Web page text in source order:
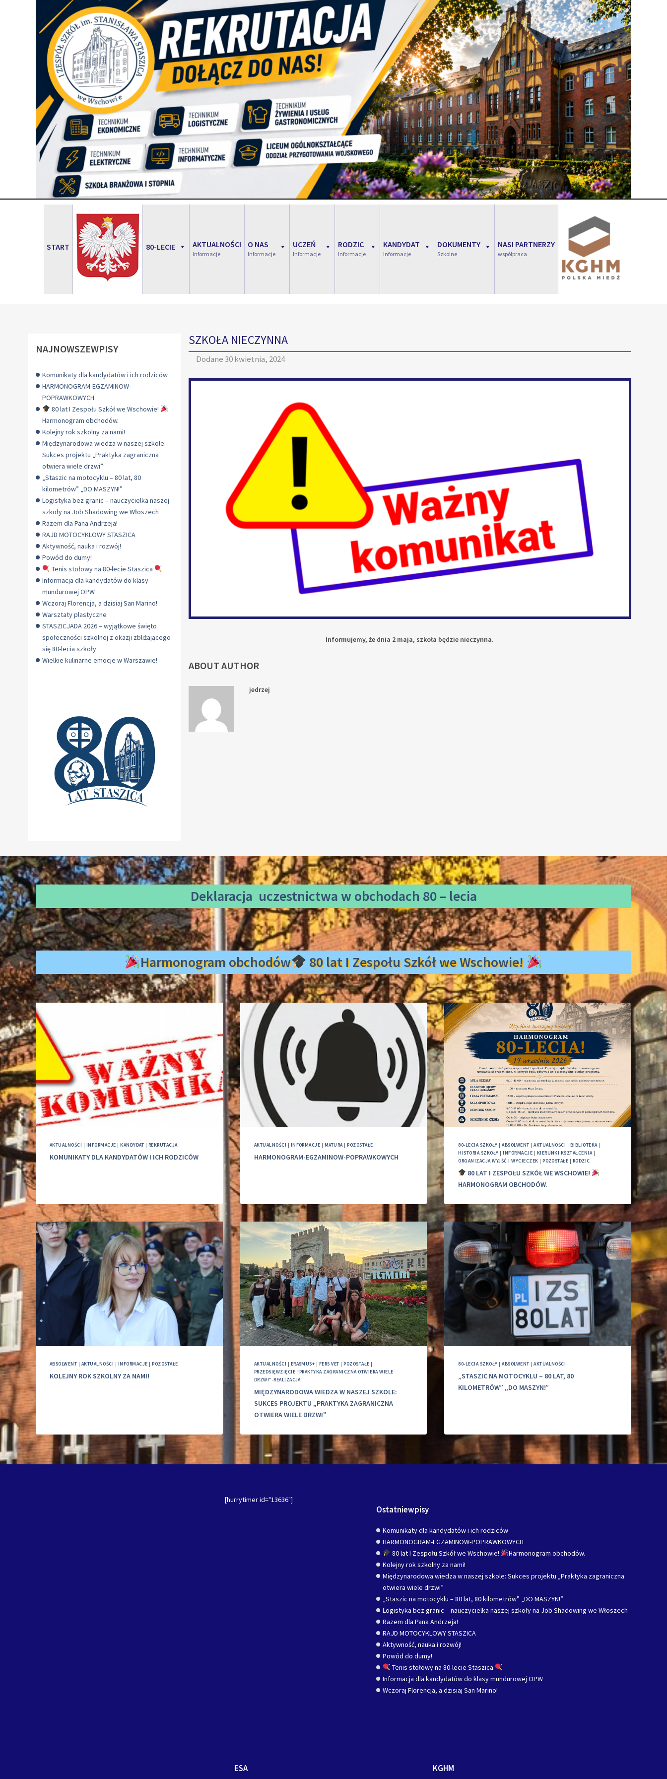
START 80-LECIE AKTUALNOŚCI
Informacje
O NAS
Informacje
UCZEŃ
Informacje
RODZIC
Informacje
KANDYDAT
Informacje
DOKUMENTY
Szkolne
NASI PARTNERZY
współpraca
SZKOŁA NIECZYNNA
Dodane30 kwietnia, 2024
Informujemy, że dnia 2 maja, szkoła będzie nieczynna.
ABOUT AUTHOR
jedrzej
NAJNOWSZEWPISY
Komunikaty dla kandydatów i ich rodziców
HARMONOGRAM-EGZAMINOW-
POPRAWKOWYCH
80 lat I Zespołu Szkół we Wschowie!
Harmonogram obchodów.
Kolejny rok szkolny za nami!
Międzynarodowa wiedza w naszej szkole:
Sukces projektu „Praktyka zagraniczna
otwiera wiele drzwi”
„Staszic na motocyklu – 80 lat, 80
kilometrów” „DO MASZYN!”
Logistyka bez granic – nauczycielka naszej
szkoły na Job Shadowing we Włoszech
Razem dla Pana Andrzeja!
RAJD MOTOCYKLOWY STASZICA
Aktywność, nauka i rozwój!
Powód do dumy!
Tenis stołowy na 80-lecie Staszica
Informacja dla kandydatów do klasy
mundurowej OPW
Wczoraj Florencja, a dzisiaj San Marino!
Warsztaty plastyczne
STASZICJADA 2026 – wyjątkowe święto
społeczności szkolnej z okazji zbliżającego
się 80-lecia szkoły
Wielkie kulinarne emocje w Warszawie!
Deklaracja uczestnictwaw obchodach 80 – lecia
Harmonogram obchodów 80 lat I Zespołu Szkół we Wschowie!
AKTUALNOŚCI | INFORMACJE |KANDYDAT | REKRUTACJA
KOMUNIKATY DLA KANDYDATÓW I ICH RODZICÓW
AKTUALNOŚCI | INFORMACJE | MATURA|POZOSTAŁE
HARMONOGRAM-EGZAMINOW-POPRAWKOWYCH
80-LECIA SZKOŁY |ABSOLWENT |AKTUALNOŚCI | BIBLIOTEKA|
HISTORIA SZKOŁY |INFORMACJE | KIERUNKI KSZTAŁCENIA|
ORGANIZACJA WYJŚĆ I WYCIECZEK |POZOSTAŁE | RODZIC
80 LAT I ZESPOŁU SZKÓŁ WE WSCHOWIE!
HARMONOGRAM OBCHODÓW.
ABSOLWENT | AKTUALNOŚCI | INFORMACJE |POZOSTAŁE
KOLEJNY ROK SZKOLNY ZA NAMI!
AKTUALNOŚCI | ERASMUS+ | FERS VET |POZOSTAŁE |
PRZEDSIĘWZIĘCIE “PRAKTYKA ZAGRANICZNA OTWIERA WIELE
DRZWI”-REALIZACJA
MIĘDZYNARODOWA WIEDZA W NASZEJ SZKOLE:
SUKCES PROJEKTU „PRAKTYKA ZAGRANICZNA
OTWIERA WIELE DRZWI”
80-LECIA SZKOŁY |ABSOLWENT |AKTUALNOŚCI
„STASZIC NA MOTOCYKLU – 80 LAT, 80
KILOMETRÓW” „DO MASZYN!”
[hurrytimer id="13636"]
Ostatniewpisy
Komunikaty dla kandydatów i ich rodziców
HARMONOGRAM-EGZAMINOW-POPRAWKOWYCH
80 lat I Zespołu Szkół we Wschowie!
Harmonogram obchodów.
Kolejny rok szkolny za nami!
Międzynarodowa wiedza w naszej szkole: Sukces projektu „Praktyka zagraniczna
otwiera wiele drzwi”
„Staszic na motocyklu – 80 lat, 80 kilometrów” „DO MASZYN!”
Logistyka bez granic – nauczycielka naszej szkoły na Job Shadowing we Włoszech
Razem dla Pana Andrzeja!
RAJD MOTOCYKLOWY STASZICA
Aktywność, nauka i rozwój!
Powód do dumy!
Tenis stołowy na 80-lecie Staszica
Informacja dla kandydatów do klasy mundurowej OPW
Wczoraj Florencja, a dzisiaj San Marino!
ESA KGHM